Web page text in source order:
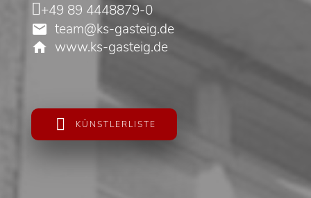
+49 89 4448879-0
team@ks-gasteig.de
www.ks-gasteig.de
KÜNSTLERLISTE